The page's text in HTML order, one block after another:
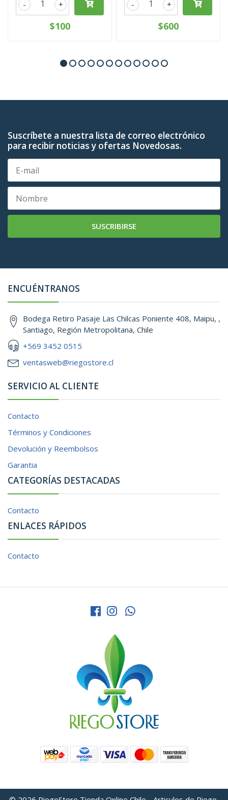
+
-
$100
+
-
$600
Suscríbete a nuestra lista de correo electrónico
para recibir noticias y ofertas Novedosas.
SUSCRIBIRSE
ENCUÉNTRANOS
Bodega Retiro Pasaje Las Chilcas Poniente 408, Maipu, ,
Santiago, Región Metropolitana, Chile
+569 3452 0515
ventasweb@riegostore.cl
SERVICIO AL CLIENTE
Contacto
Términos y Condiciones
Devolución y Reembolsos
Garantia
CATEGORÍAS DESTACADAS
Contacto
ENLACES RÁPIDOS
Contacto